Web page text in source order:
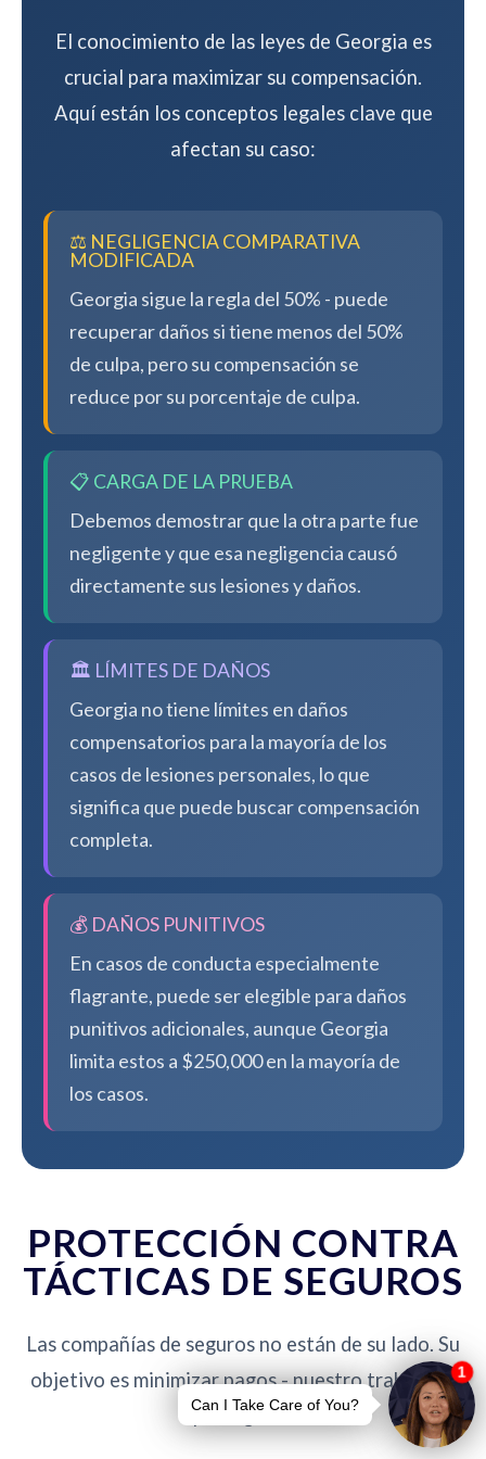
El conocimiento de las leyes de Georgia es
crucial para maximizar su compensación.
Aquí están los conceptos legales clave que
afectan su caso:
⚖️ NEGLIGENCIA COMPARATIVA
MODIFICADA
Georgia sigue la regla del 50% - puede
recuperar daños si tiene menos del 50%
de culpa, pero su compensación se
reduce por su porcentaje de culpa.
📋 CARGA DE LA PRUEBA
Debemos demostrar que la otra parte fue
negligente y que esa negligencia causó
directamente sus lesiones y daños.
🏛️ LÍMITES DE DAÑOS
Georgia no tiene límites en daños
compensatorios para la mayoría de los
casos de lesiones personales, lo que
significa que puede buscar compensación
completa.
💰 DAÑOS PUNITIVOS
En casos de conducta especialmente
flagrante, puede ser elegible para daños
punitivos adicionales, aunque Georgia
limita estos a $250,000 en la mayoría de
los casos.
PROTECCIÓN CONTRA
TÁCTICAS DE SEGUROS
Las compañías de seguros no están de su lado. Su
objetivo es minimizar pagos - nuestro trabajo es
protegerlo.